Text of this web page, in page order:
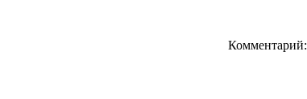
Комментарий: